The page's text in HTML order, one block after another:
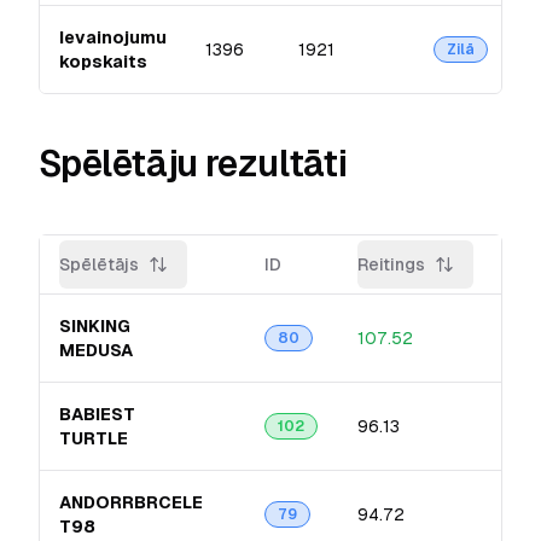
Ievainojumu
kopskaits
1396 1921 Zilā
Spēlētāju rezultāti
Spēlētājs ID Reitings
SINKING
MEDUSA
80 107.52
BABIEST
TURTLE
102 96.13
ANDORRBRCELE​
T98
79 94.72